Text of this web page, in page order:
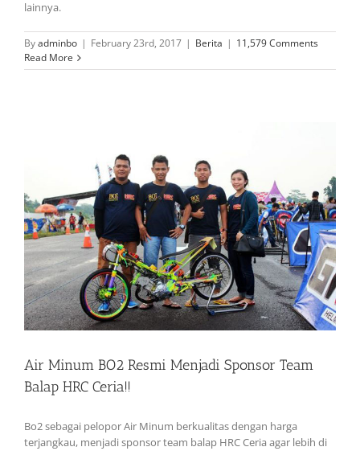
lainnya.
Byadminbo | February 23rd, 2017 | Berita | 11,579 Comments
Read More
Air Minum BO2 Resmi Menjadi Sponsor Team
Balap HRC Ceria!!
Bo2 sebagai pelopor Air Minum berkualitas dengan harga
terjangkau, menjadi sponsor team balap HRC Ceria agar lebih di